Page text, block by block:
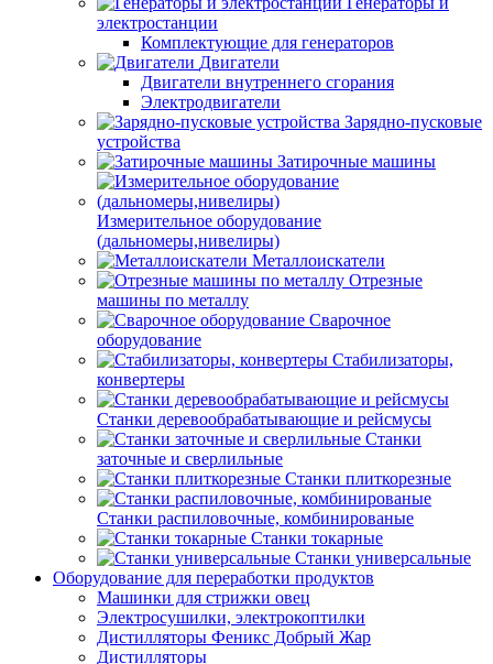
электростанции
Комплектующие для генераторов
Двигатели
Двигатели внутреннего сгорания
Электродвигатели
Зарядно-пусковые
устройства
Затирочные машины
Измерительное оборудование
(дальномеры,нивелиры)
Металлоискатели
Отрезные
машины по металлу
Сварочное
оборудование
Стабилизаторы,
конвертеры
Станки деревообрабатывающие и рейсмусы
Станки
заточные и сверлильные
Станки плиткорезные
Станки распиловочные, комбинированые
Станки токарные
Станки универсальные
Оборудование для переработки продуктов
Машинки для стрижки овец
Электросушилки, электрокоптилки
Дистилляторы Феникс Добрый Жар
Дистилляторы